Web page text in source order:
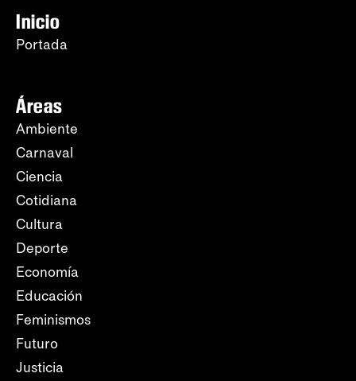
Inicio
Portada
Áreas
Ambiente
Carnaval
Ciencia
Cotidiana
Cultura
Deporte
Economía
Educación
Feminismos
Futuro
Justicia